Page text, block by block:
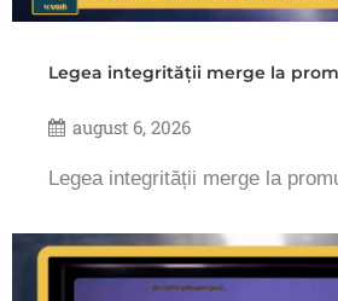
Legea integrității merge la
august 6, 2026
Legea integrității merge la